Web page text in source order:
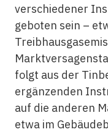
verschiedener
geboten sein –
folgt aus der
ergänzenden
auf die anderen
etwa im